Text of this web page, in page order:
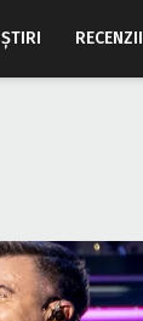
ŞTIRI RECENZII